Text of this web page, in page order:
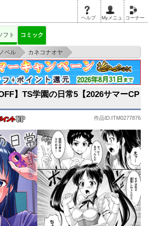
ヘルプ Myメニュ コーナー
フト コミック
ベル > カネコナオヤ
>
常5【2026サマーCP 8/31まで】
】TS学園の日常5【2026サマーCP
作品ID:ITM0277876